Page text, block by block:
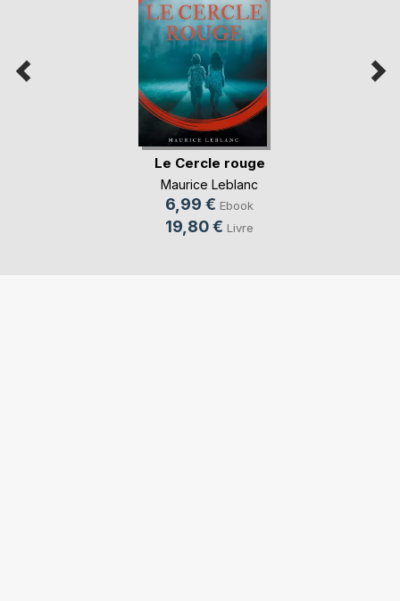
Le Cercle rouge
Maurice Leblanc
6,99 € Ebook
19,80 € Livre